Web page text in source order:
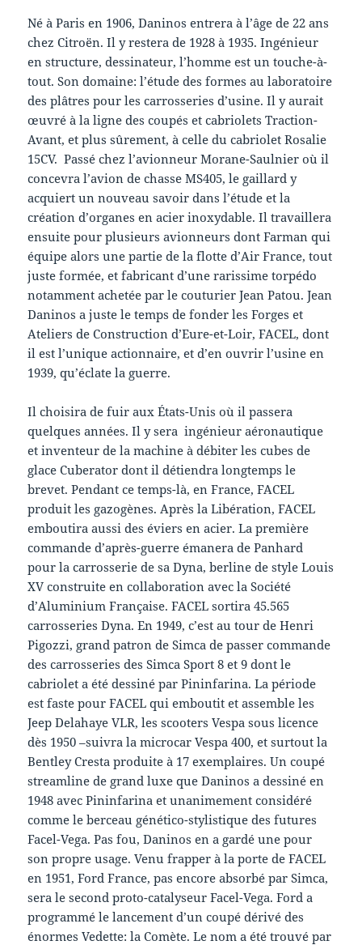
Né à Paris en 1906, Daninos entrera à l’âge de 22 ans
chez Citroën. Il y restera de 1928 à 1935. Ingénieur
en structure, dessinateur, l’homme est un touche-à-
tout. Son domaine: l’étude des formes au laboratoire
des plâtres pour les carrosseries d’usine. Il y aurait
œuvré à la ligne des coupés et cabriolets Traction-
Avant, et plus sûrement, à celle du cabriolet Rosalie
15CV. Passé chez l’avionneur Morane-Saulnier où il
concevra l’avion de chasse MS405, le gaillard y
acquiert un nouveau savoir dans l’étude et la
création d’organes en acier inoxydable. Il travaillera
ensuite pour plusieurs avionneurs dont Farman qui
équipe alors une partie de la flotte d’Air France, tout
juste formée, et fabricant d’une rarissime torpédo
notamment achetée par le couturier Jean Patou. Jean
Daninos a juste le temps de fonder les Forges et
Ateliers de Construction d’Eure-et-Loir, FACEL, dont
il est l’unique actionnaire, et d’en ouvrir l’usine en
1939, qu’éclate la guerre.
Il choisira de fuir aux États-Unis où il passera
quelques années. Il y sera ingénieur aéronautique
et inventeur de la machine à débiter les cubes de
glace Cuberator dont il détiendra longtemps le
brevet. Pendant ce temps-là, en France, FACEL
produit les gazogènes. Après la Libération, FACEL
emboutira aussi des éviers en acier. La première
commande d’après-guerre émanera de Panhard
pour la carrosserie de sa Dyna, berline de style Louis
XV construite en collaboration avec la Société
d’Aluminium Française. FACEL sortira 45.565
carrosseries Dyna. En 1949, c’est au tour de Henri
Pigozzi, grand patron de Simca de passer commande
des carrosseries des Simca Sport 8 et 9 dont le
cabriolet a été dessiné par Pininfarina. La période
est faste pour FACEL qui emboutit et assemble les
Jeep Delahaye VLR, les scooters Vespa sous licence
dès 1950 –suivra la microcar Vespa 400, et surtout la
Bentley Cresta produite à 17 exemplaires. Un coupé
streamline de grand luxe que Daninos a dessiné en
1948 avec Pininfarina et unanimement considéré
comme le berceau génético-stylistique des futures
Facel-Vega. Pas fou, Daninos en a gardé une pour
son propre usage. Venu frapper à la porte de FACEL
en 1951, Ford France, pas encore absorbé par Simca,
sera le second proto-catalyseur Facel-Vega. Ford a
programmé le lancement d’un coupé dérivé des
énormes Vedette: la Comète. Le nom a été trouvé par